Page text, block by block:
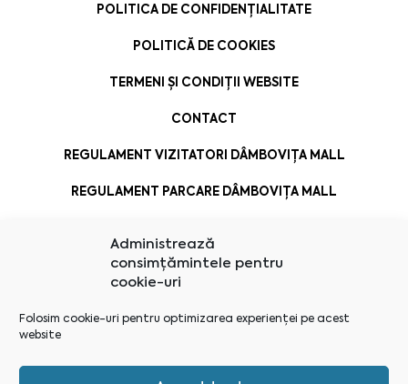
Administrează
consimțămintele pentru
cookie-uri
Folosim cookie-uri pentru optimizarea experienței pe acest
website
POLITICA DE CONFIDENȚIALITATE
POLITICĂ DE COOKIES
TERMENI ȘI CONDIȚII WEBSITE
CONTACT
REGULAMENT VIZITATORI DÂMBOVIȚA MALL
REGULAMENT PARCARE DÂMBOVIȚA MALL